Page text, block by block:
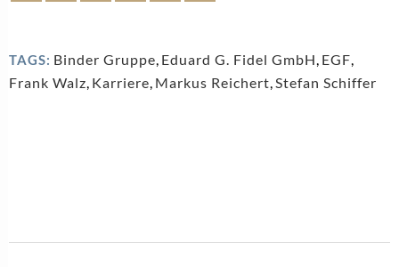
TAGS: Binder Gruppe Eduard G. Fidel GmbH EGF
Frank Walz Karriere Markus Reichert Stefan Schiffer